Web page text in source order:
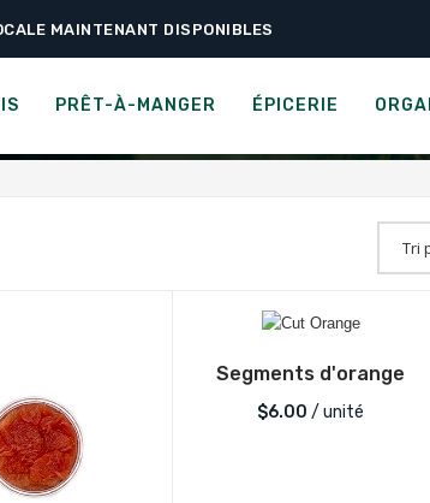
MAINTENANT DISPONIBLES
PRÊT-À-MANGER ÉPICERIE
AGRUMES
Segments d'orange
$6.00 / unité